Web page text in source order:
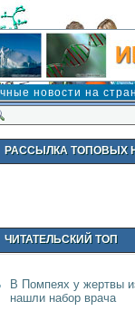
новости на
РАССЫЛКА ТОПОВЫХ
ЧИТАТЕЛЬСКИЙ ТОП
В Помпеях у жертвы
нашли набор врача